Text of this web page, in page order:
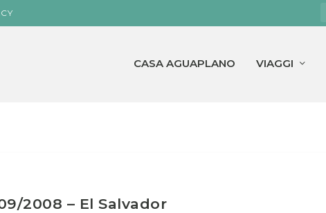
CASA AGUAPLANO VIAGGI
2008 – El Salvador